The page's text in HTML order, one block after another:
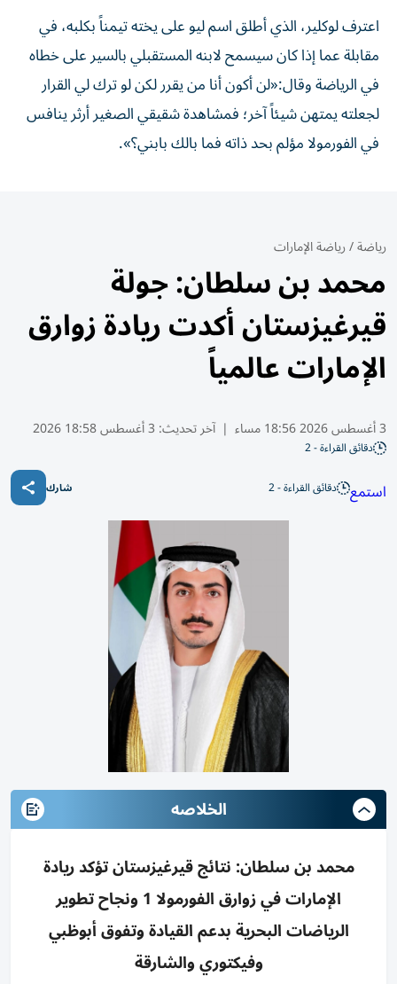
اعترف لوكلير، الذي أطلق اسم ليو على يخته تيمناً بكلبه، في
مقابلة عما إذا كان سيسمح لابنه المستقبلي بالسير على خطاه
في الرياضة وقال:«لن أكون أنا من يقرر لكن لو ترك لي القرار
لجعلته يمتهن شيئاً آخر؛ فمشاهدة شقيقي الصغير أرثر ينافس
في الفورمولا مؤلم بحد ذاته فما بالك بابني؟».
رياضة/رياضة الإمارات
محمد بن سلطان: جولة
قيرغيزستان أكدت ريادة زوارق
الإمارات عالمياً
3 أغسطس 2026 18:56 مساء | آخر تحديث: 3 أغسطس 18:58 2026
دقائق القراءة - 2
استمع دقائق القراءة - 2 شارك
الخلاصه
محمد بن سلطان: نتائج قيرغيزستان تؤكد ريادة
الإمارات في زوارق الفورمولا 1 ونجاح تطوير
الرياضات البحرية بدعم القيادة وتفوق أبوظبي
وفيكتوري والشارقة